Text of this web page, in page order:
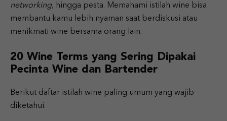
networking, hingga pesta. Memahami istilah wine bisa
membantu kamu lebih nyaman saat berdiskusi atau
menikmati wine bersama orang lain.
20 Wine Terms yang Sering Dipakai
Pecinta Wine dan Bartender
Berikut daftar istilah wine paling umum yang wajib
diketahui.